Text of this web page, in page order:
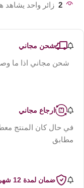
2 زائر واحد يشاهد
شحن مجاني
ارجاع مجاني
في حال كان المنتج
مطابق
ضمان لمدة 12 شهراً